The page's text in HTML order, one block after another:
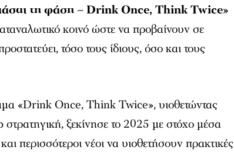
τη φάση – Drink Once, Think Twice»
κοινό ώστε να προβαίνουν σε
τόσο τους ίδιους, όσο και τους
«Drink Once, Think Twice», υιοθετώντας
ξεκίνησε το 2025 με στόχο μέσα
περισσότεροι νέοι να υιοθετήσουν πρακτικές